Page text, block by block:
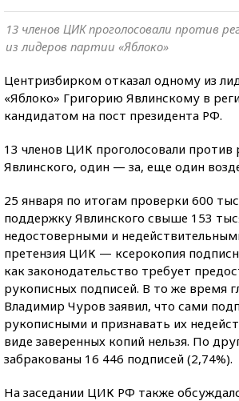
13 членов ЦИК проголосовали против
из лидеров партии «Яблоко»
Центризбирком отказал одному из
«Яблоко» Григорию Явлинскому в
кандидатом на пост президента РФ.
13 членов ЦИК проголосовали против
Явлинского, один — за, еще один
25 января по итогам проверки 600
поддержку Явлинского свыше 153
недостоверными и
претензия ЦИК — ксерокопия
как законодательство требует
рукописных подписей. В то же время
Владимир Чуров заявил, что сами
рукописными и признавать их
виде заверенных копий нельзя. По
забракованы 16 446 подписей (2,74%).
На заседании ЦИК РФ также